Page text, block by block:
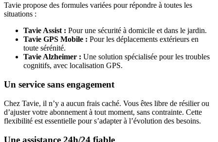
Tavie propose des formules variées pour répondre à toutes les
situations :
Tavie Assist : Pour une sécurité à domicile et dans le jardin.
Tavie GPS Mobile : Pour les déplacements extérieurs en
toute sérénité.
Tavie Alzheimer : Une solution spécialisée pour les troubles
cognitifs, avec localisation GPS.
Un service sans engagement
Chez Tavie, il n’y a aucun frais caché. Vous êtes libre de résilier ou
d’ajuster votre abonnement à tout moment, sans contrainte. Cette
flexibilité est essentielle pour s’adapter à l’évolution des besoins.
Une assistance 24h/24 fiable